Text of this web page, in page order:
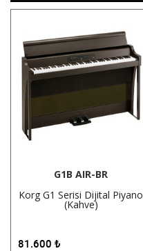
G1B AIR-BR
Korg G1 Serisi Dijital Piyano
(Kahve)
81.600 ₺